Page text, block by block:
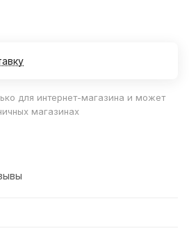
для интернет-магазина и может
магазинах